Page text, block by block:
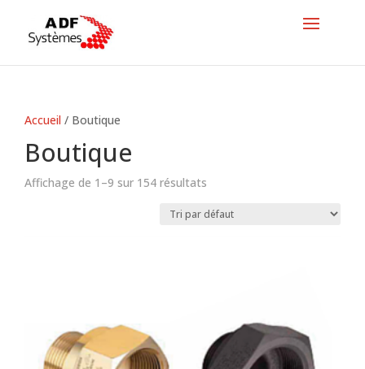
Accueil / Boutique
Boutique
Affichage de 1–9 sur 154 résultats